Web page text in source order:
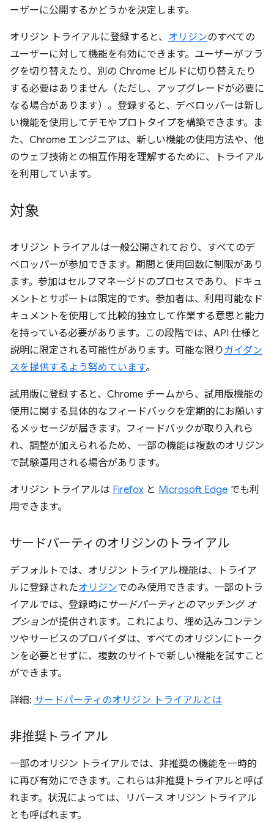
ーザーに公開するかどうかを決定します。
オリジン トライアルに登録すると、 オリジンのすべての
ユーザーに対して機能を有効にできます。ユーザーがフラ
グを切り替えたり、別の Chrome ビルドに切り替えたり
する必要はありません（ただし、アップグレードが必要に
なる場合があります）。登録すると、デベロッパーは新し
い機能を使用してデモやプロトタイプを構築できます。ま
た、Chrome エンジニアは、新しい機能の使用方法や、他
のウェブ技術との相互作用を理解するために、トライアル
を利用しています。
対象
オリジン トライアルは一般公開されており、すべてのデ
ベロッパーが参加できます。期間と使用回数に制限があり
ます。参加はセルフマネージドのプロセスであり、ドキュ
メントとサポートは限定的です。参加者は、利用可能なド
キュメントを使用して比較的独立して作業する意思と能力
を持っている必要があります。この段階では、API 仕様と
説明に限定される可能性があります。可能な限り ガイダン
スを提供するよう努めています。
試用版に登録すると、Chrome チームから、試用版機能の
使用に関する具体的なフィードバックを定期的にお願いす
るメッセージが届きます。フィードバックが取り入れら
れ、調整が加えられるため、一部の機能は複数のオリジン
で試験運用される場合があります。
オリジン トライアルは Firefox と Microsoft Edge でも利
用できます。
サードパーティのオリジンのトライアル
デフォルトでは、オリジン トライアル機能は、トライア
ルに登録されたオリジンでのみ使用できます。一部のトラ
イアルでは、登録時に サードパーティとのマッチング オ
プションが提供されます。これにより、埋め込みコンテン
ツやサービスのプロバイダは、すべてのオリジンにトーク
ンを必要とせずに、複数のサイトで新しい機能を試すこと
ができます。
詳細: サードパーティのオリジン トライアルとは
非推奨トライアル
一部のオリジン トライアルでは、非推奨の機能を一時的
に再び有効にできます。これらは非推奨トライアルと呼ば
れます。 状況によっては、リバース オリジン トライアル
とも呼ばれます。